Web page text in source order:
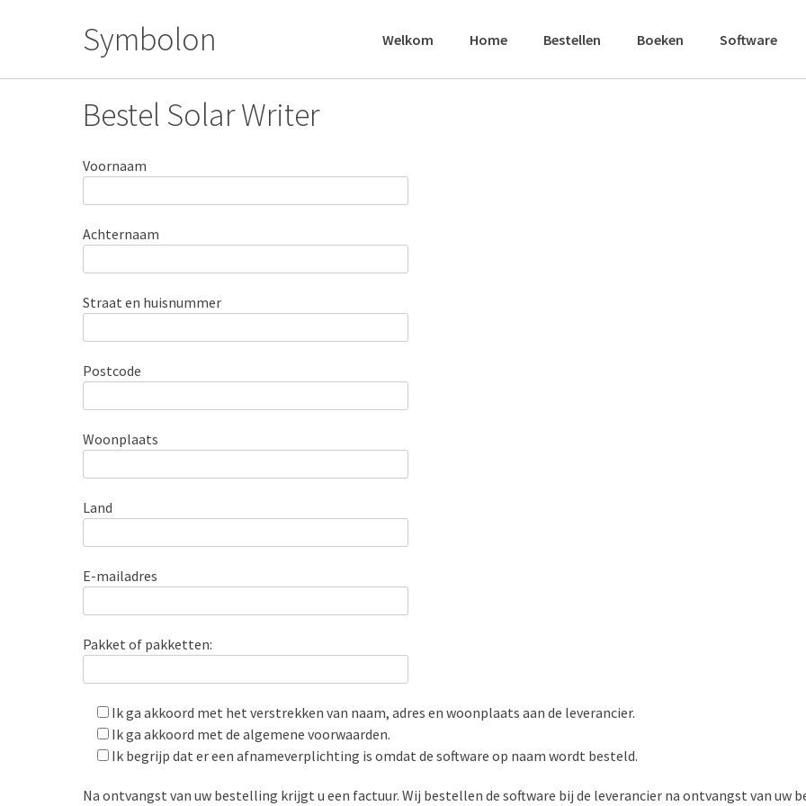
Symbolon Welkom Home Bestellen Boeken Software
Bestel Solar Writer
Voornaam
Achternaam
Straat en huisnummer
Postcode
Woonplaats
Land
E-mailadres
Pakket of pakketten:
Ik ga akkoord met het verstrekken van naam, adres en woonplaats aan de leverancier.
Ik ga akkoord met de algemene voorwaarden.
Ik begrijp dat er een afnameverplichting is omdat de software op naam wordt besteld.
Na ontvangst van uw bestelling krijgt u een factuur. Wij bestellen de software bij de leverancier na ontvangst van uw